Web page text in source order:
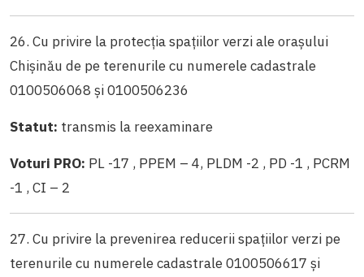
26. Cu privire la protecția spațiilor verzi ale orașului
Chișinău de pe terenurile cu numerele cadastrale
0100506068 și 0100506236
Statut: transmis la reexaminare
Voturi PRO: PL -17 , PPEM – 4, PLDM -2 , PD -1 , PCRM
-1 , CI – 2
27. Cu privire la prevenirea reducerii spațiilor verzi pe
terenurile cu numerele cadastrale 0100506617 și